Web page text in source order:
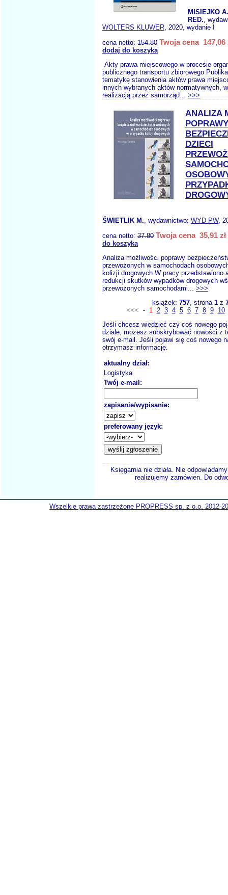
MISIEJKO
RED.,
WOLTERS KLUWER, 2020, wydanie I
cena netto: 154.80 Twoja cena 147,06
dodaj do koszyka
Akty prawa miejscowego w procesie
publicznego transportu zbiorowego
tematykę stanowienia aktów prawa
innych wybranych aktów normatywnych,
realizacją przez samorząd... >>>
ANALIZA
POPRAWY
DZIECI
ŚWIETLIK M., wydawnictwo: WYD PW,
cena netto: 37.80 Twoja cena 35,91 zł
do koszyka
Analiza możliwości poprawy
przewożonych w samochodach
kolizji drogowych W pracy przedstawiono
redukcji skutków wypadków drogowych
przewożonych samochodami... >>>
książek: 757, strona 1z
<<< - 1 2 3 4 5 6 7 8 9
10
Jeśli chcesz wiedzieć czy coś nowego
dziale, możesz subskrybować nowości z
swój e-mail. Jeśli pojawi się coś nowego
otrzymasz informację.
aktualny dział:
Logistyka
Twój e-mail:
zapisanie/wypisanie:
preferowany język:
Księgarnia nie działa. Nie
realizujemy zamówien. Do
Wszelkie prawa zastrzeżone PROPRESS sp. z o.o. 2012-